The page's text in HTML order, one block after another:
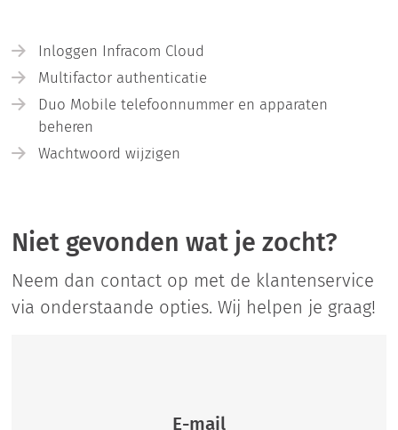
Inloggen Infracom Cloud
Multifactor authenticatie
Duo Mobile telefoonnummer en apparaten
beheren
Wachtwoord wijzigen
Niet gevonden wat je zocht?
Neem dan contact op met de klantenservice
via onderstaande opties. Wij helpen je graag!
E-mail